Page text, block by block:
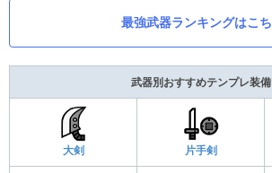
最強武器ランキングはこ
武器別おすすめテンプレ装備
大剣 片手剣